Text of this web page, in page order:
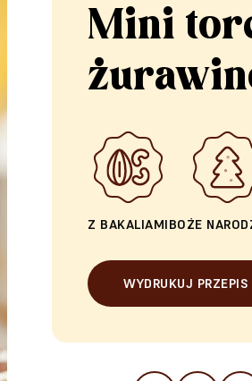
Mini
Z BAKALIAMIBOŻE
WYDRUKUJ PRZEPIS